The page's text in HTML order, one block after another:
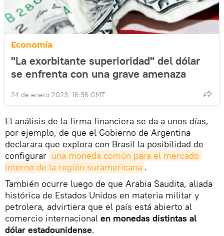
Economía
"La exorbitante superioridad" del dólar
se enfrenta con una grave amenaza
24 de enero 2023, 16:36 GMT
El análisis de la firma financiera se da a unos días,
por ejemplo, de que el Gobierno de Argentina
declarara que explora con Brasil la posibilidad de
configurar una moneda común para el mercado
interno de la región suramericana .
También ocurre luego de que Arabia Saudita, aliada
histórica de Estados Unidos en materia militar y
petrolera, advirtiera que el país está abierto al
comercio internacional en monedas distintas al
dólar estadounidense.